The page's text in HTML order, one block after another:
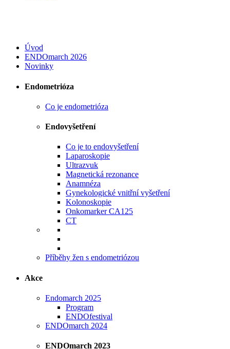
Úvod
ENDOmarch 2026
Novinky
Endometrióza
Co je endometrióza
Endovyšetření
Co je to endovyšetření
Laparoskopie
Ultrazvuk
Magnetická rezonance
Anamnéza
Gynekologické vnitřní vyšetření
Kolonoskopie
Onkomarker CA125
CT
Příběhy žen s endometriózou
Akce
Endomarch 2025
Program
ENDOfestival
ENDOmarch 2024
ENDOmarch 2023